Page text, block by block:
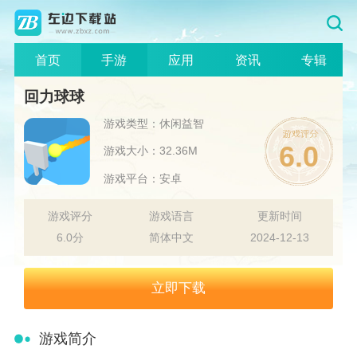
首页 手游 应用 资讯 专辑
回力球球
游戏类型：休闲益智
游戏大小：32.36M
游戏平台：安卓
6.0
游戏评分
6.0分
游戏语言
简体中文
更新时间
2024-12-13
立即下载
游戏简介